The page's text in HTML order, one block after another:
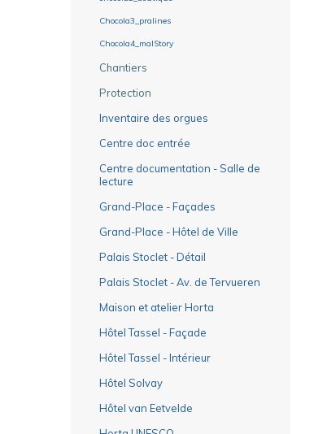
Chocola3_pralines
Chocola4_malStory
Chantiers
Protection
Inventaire des orgues
Centre doc entrée
Centre documentation - Salle de
lecture
Grand-Place - Façades
Grand-Place - Hôtel de Ville
Palais Stoclet - Détail
Palais Stoclet - Av. de Tervueren
Maison et atelier Horta
Hôtel Tassel - Façade
Hôtel Tassel - Intérieur
Hôtel Solvay
Hôtel van Eetvelde